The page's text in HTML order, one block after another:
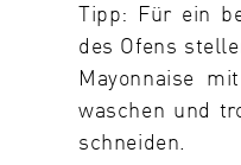
Tipp: Für ein
des Ofens
Mayonnaise
waschen und
schneiden.